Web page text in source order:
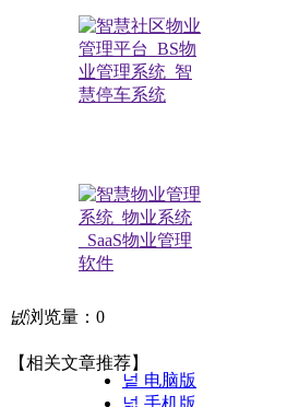
넶浏览量： 0
【相关文章推荐】
넡 电脑版